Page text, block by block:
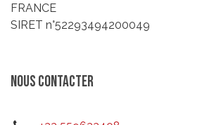
FRANCE
SIRET n°52293494200049
Nous contacter